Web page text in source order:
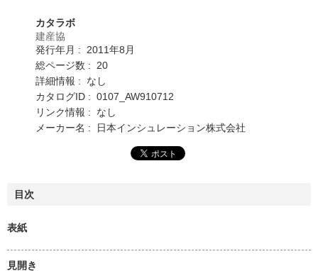
カタラボ
建産協
発行年月 : 2011年8月
総ページ数 : 20
詳細情報 : なし
カタログID : 0107_AW910712
リンク情報 : なし
メーカー名 : 日本インシュレーション株式会社
目次
表紙
見開き